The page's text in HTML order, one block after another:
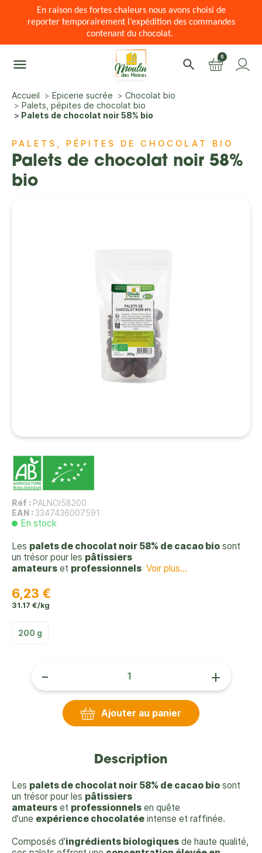
En raison des fortes chaleurs nous avons choisi de
reporter temporairement l’expédition des commandes
contenant du chocolat.
menu search 0
Accueil Epicerie sucrée
Chocolat bio
Palets, pépites de chocolat bio
Palets de chocolat noir 58% bio
PALETS, PÉPITES DE CHOCOLAT BIO
Palets de chocolat noir 58%
bio
Réf : PALNOI58200
EAN : 3347436007591
En stock
Les palets de chocolat noir 58% de cacao bio sont
un trésor pour les pâtissiers
amateurs et professionnels Voir plus...
6,23 €
31.17 €/kg
200 g
- +
Ajouter au panier
Description
Les palets de chocolat noir 58% de cacao bio sont
un trésor pour les pâtissiers
amateurs et professionnels en quête
d'une expérience chocolatée intense et raffinée.
Composés d'ingrédients biologiques de haute qualité,